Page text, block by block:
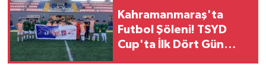
Kahramanmaraş'ta
Futbol Şöleni! TSYD
Cup'ta İlk Dört Gün
OTOMOBİL
MİZAH
TARİH